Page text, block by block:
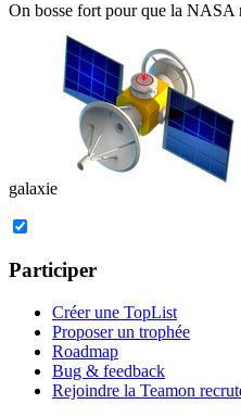
On bosse fort pour que la NASA
galaxie
Participer
Créer une TopList
Proposer un trophée
Roadmap
Bug & feedback
Rejoindre la Teamon